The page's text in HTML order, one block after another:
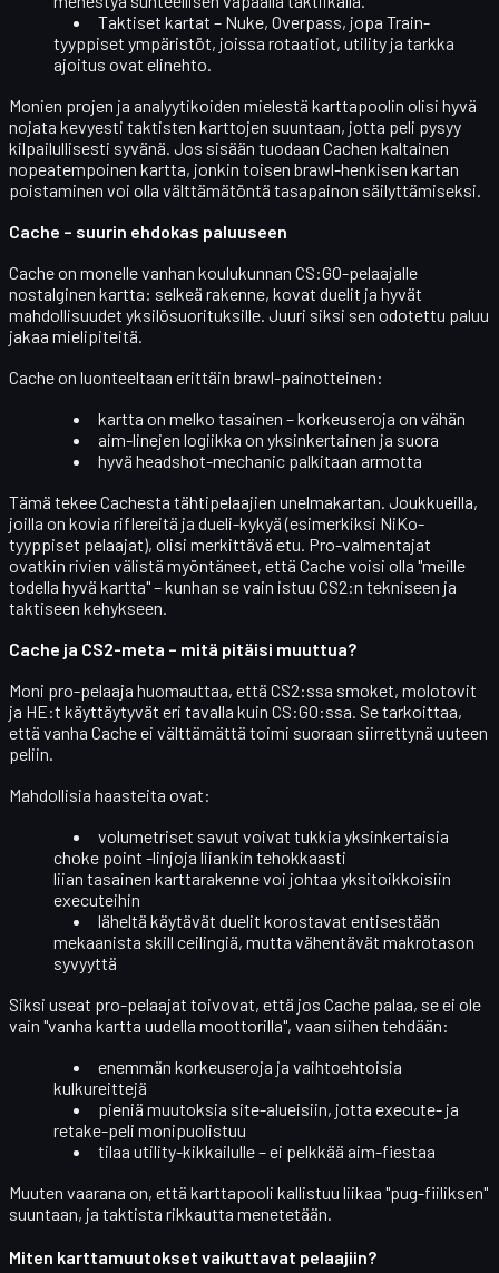
Taktiset kartat – Nuke, Overpass, jopa Train-
tyyppiset ympäristöt, joissa rotaatiot, utility ja tarkka
ajoitus ovat elinehto.
Monien projen ja analyytikoiden mielestä karttapoolin olisi hyvä
nojata kevyesti taktisten karttojen suuntaan, jotta peli pysyy
kilpailullisesti syvänä. Jos sisään tuodaan Cachen kaltainen
nopeatempoinen kartta, jonkin toisen brawl-henkisen kartan
poistaminen voi olla välttämätöntä tasapainon säilyttämiseksi.
Cache – suurin ehdokas paluuseen
Cacheon monelle vanhan koulukunnan CS:GO-pelaajalle
nostalginen kartta: selkeä rakenne, kovat duelit ja hyvät
mahdollisuudet yksilösuorituksille. Juuri siksi sen odotettu paluu
jakaa mielipiteitä.
Cache on luonteeltaan erittäin brawl-painotteinen:
kartta on melko tasainen – korkeuseroja on vähän
aim-linejen logiikka on yksinkertainen ja suora
hyvä headshot-mechanic palkitaan armotta
Tämä tekee Cachesta tähtipelaajien unelmakartan. Joukkueilla,
joilla on kovia riflereitä ja dueli-kykyä (esimerkiksi NiKo-
tyyppiset pelaajat), olisi merkittävä etu. Pro-valmentajat
ovatkin rivien välistä myöntäneet, että Cache voisi olla "meille
todella hyvä kartta" – kunhan se vain istuu CS2:n tekniseen ja
taktiseen kehykseen.
Cache ja CS2-meta – mitä pitäisi muuttua?
Moni pro-pelaaja huomauttaa, että CS2:ssa smoket, molotovit
ja HE:t käyttäytyvät eri tavalla kuin CS:GO:ssa. Se tarkoittaa,
että vanha Cache ei välttämättä toimi suoraan siirrettynä uuteen
peliin.
Mahdollisia haasteita ovat:
volumetriset savut voivat tukkia yksinkertaisia
choke point -linjoja liiankin tehokkaasti
liian tasainen karttarakenne voi johtaa yksitoikkoisiin
executeihin
läheltä käytävät duelit korostavat entisestään
mekaanista skill ceilingiä, mutta vähentävät makrotason
syvyyttä
Siksi useat pro-pelaajat toivovat, että jos Cache palaa, se ei ole
vain "vanha kartta uudella moottorilla", vaan siihen tehdään:
enemmän korkeuseroja ja vaihtoehtoisia
kulkureittejä
pieniä muutoksia site-alueisiin, jotta execute- ja
retake-peli monipuolistuu
tilaa utility-kikkailulle– ei pelkkää aim-fiestaa
Muuten vaarana on, että karttapooli kallistuu liikaa "pug-fiiliksen"
suuntaan, ja taktista rikkautta menetetään.
Miten karttamuutokset vaikuttavat pelaajiin?